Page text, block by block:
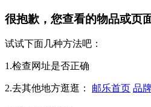
很抱歉，您查看的物品或页
试试下面几种方法吧：
1.检查网址是否正确
2.去其他地方逛逛： 邮乐首页 品